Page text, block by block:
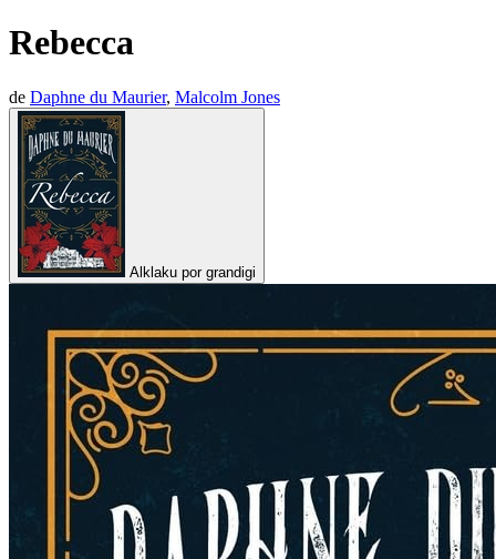
Rebecca
de Daphne du Maurier, Malcolm Jones
Alklaku por grandigi